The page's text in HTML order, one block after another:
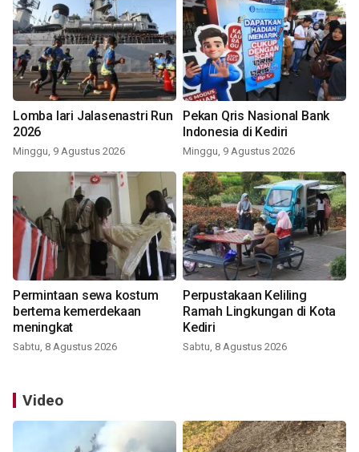
Lomba lari Jalasenastri Run
2026
Minggu, 9 Agustus 2026
Pekan Qris Nasional Bank
Indonesia di Kediri
Minggu, 9 Agustus 2026
Permintaan sewa kostum
bertema kemerdekaan
meningkat
Sabtu, 8 Agustus 2026
Perpustakaan Keliling
Ramah Lingkungan di Kota
Kediri
Sabtu, 8 Agustus 2026
Video